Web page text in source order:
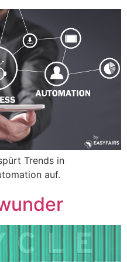
Trends in
auf.